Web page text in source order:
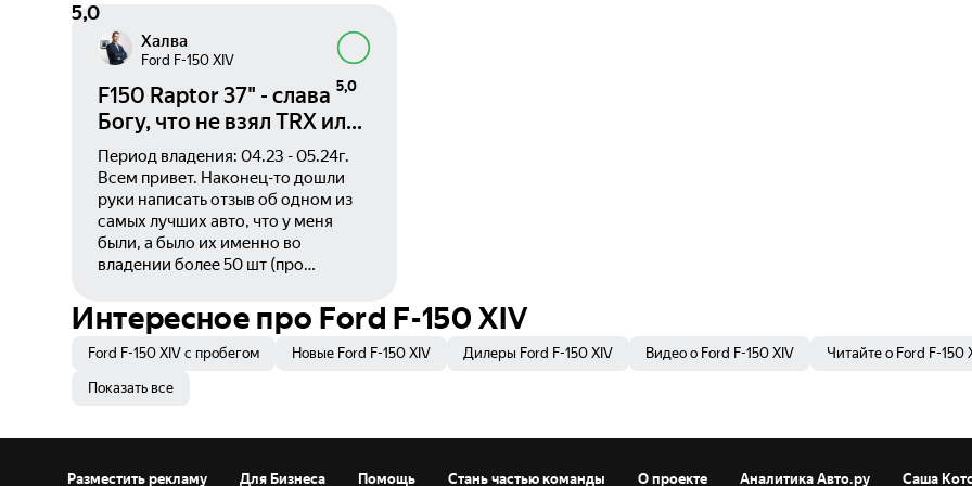
5,0
Халва
Ford F-150 XIV
5,0
F150 Raptor 37" - слава
Богу, что не взял TRX или
отзыв высокорослого
владельца 3.0)
Период владения: 04.23 - 05.24г.
Всем привет. Наконец-то дошли
руки написать отзыв об одном из
самых лучших авто, что у меня
были, а было их именно во
владении более 50 шт (про
даже и не говорю).
Интересное про Ford F-150 XIV
Ford F-150 XIV с пробегом Новые Ford F-150 XIV Дилеры Ford F-150 XIV Видео о Ford F-150 XIV Читайте о Ford F-150
Показать все
Разместить рекламу Для Бизнеса Помощь Стань частью команды О проекте Аналитика Авто.ру Саша